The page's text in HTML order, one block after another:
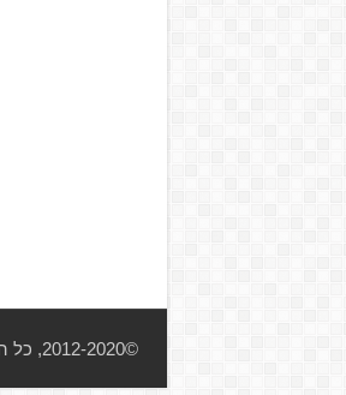
©2012-2020, כל הזכויות שמורות לבעלי האתר